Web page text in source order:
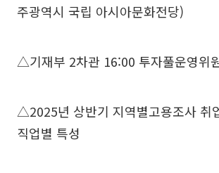
주광역시 국립 아시아문화전당)
△기재부 2차관 16:00 투자풀운영위
△2025년 상반기 지역별고용조사 취
직업별 특성